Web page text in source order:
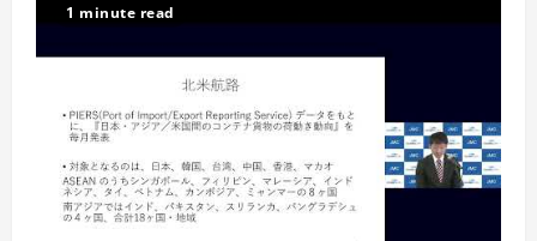
1 minute read